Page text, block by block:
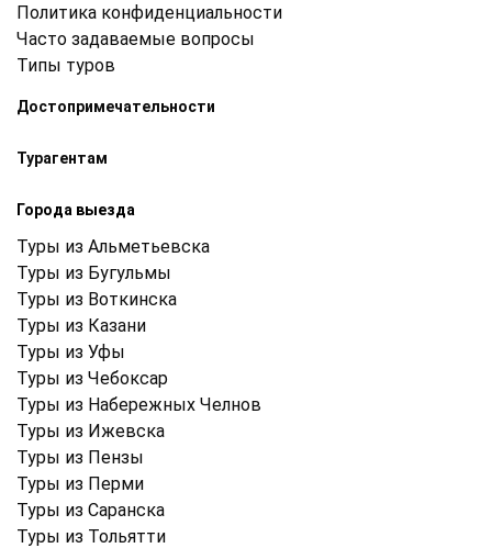
Политика конфиденциальности
Часто задаваемые вопросы
Типы туров
Достопримечательности
Турагентам
Города выезда
Туры из Альметьевска
Туры из Бугульмы
Туры из Воткинска
Туры из Казани
Туры из Уфы
Туры из Чебоксар
Туры из Набережных Челнов
Туры из Ижевска
Туры из Пензы
Туры из Перми
Туры из Саранска
Туры из Тольятти